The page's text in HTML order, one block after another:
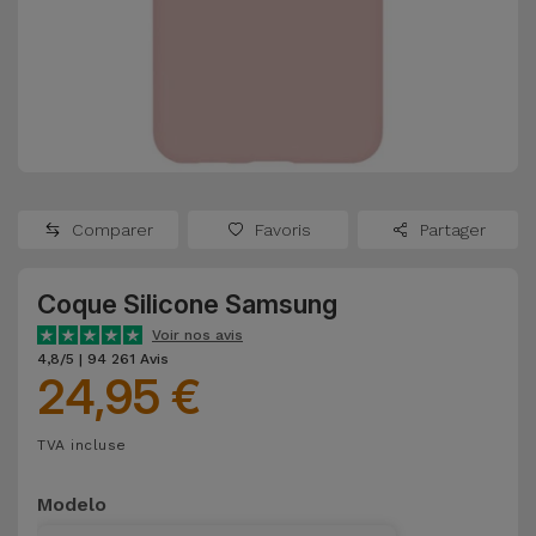
OnePlus
Google
Reconditionnés
Reconditionnés
Consoles de
Jeux
Reconditionnées
Voir
tout
Batteries
Chargeurs
Ecouteurs
et
Enceintes
Montres
Comparer Favoris Partager
Coque Silicone Samsung
Voir nos avis
4,8/5 | 94 261 Avis
24,95 €
TVA incluse
Modelo